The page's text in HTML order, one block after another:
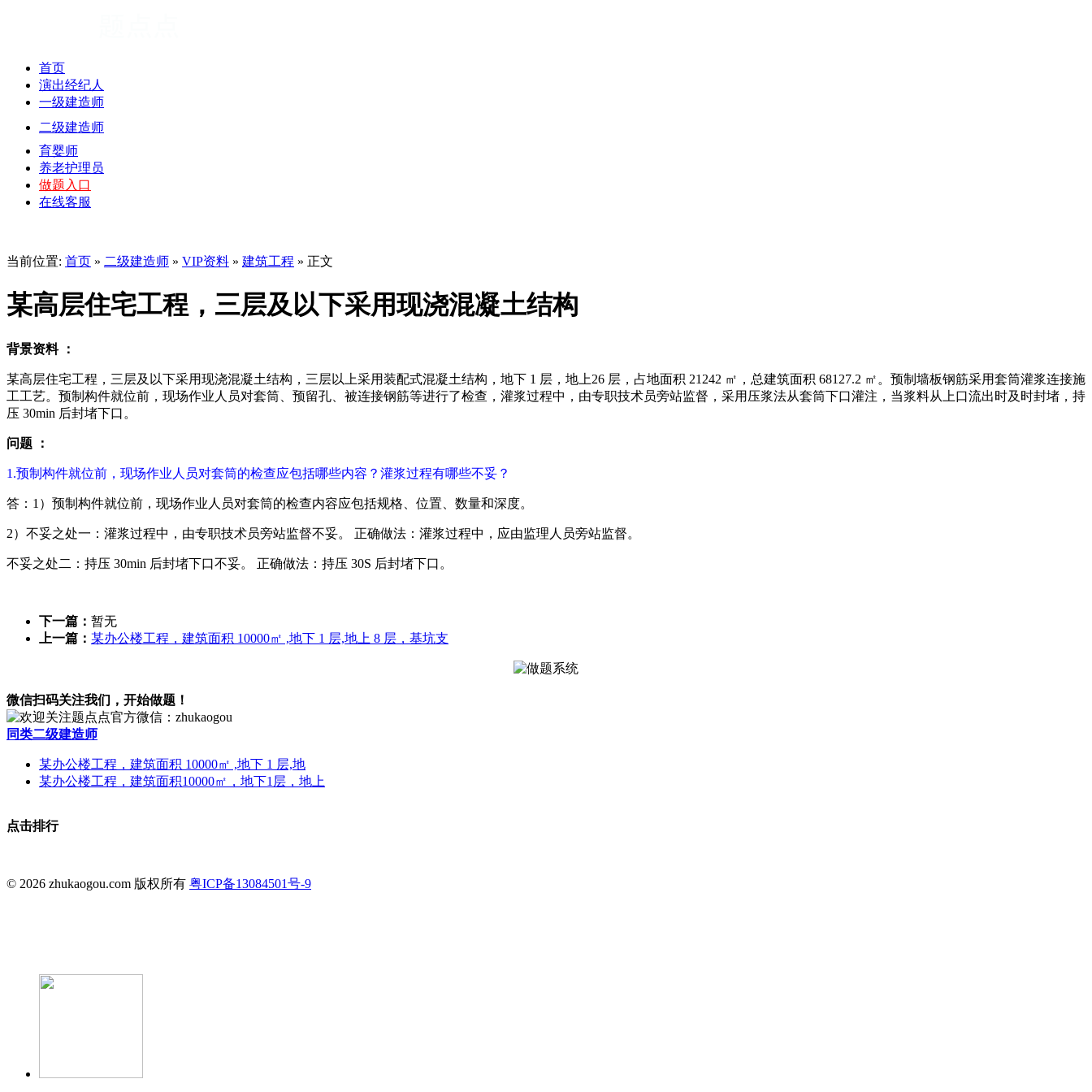
首页
演出经纪人
一级建造师
二级建造师
育婴师
养老护理员
做题入口
在线客服
当前位置: 首页 » 二级建造师 » VIP资料 » 建筑工程 » 正文
某高层住宅工程，三层及以下采用现浇混凝土结构
背景资料 ：
某高层住宅工程，三层及以下采用现浇混凝土结构，三层以上采用装配式混凝土结构，地下 1 层，地上26 层，占地面积 21242 ㎡，总建筑面积 68127.2 ㎡。预制墙板钢筋采用套筒灌浆连接施
工工艺。预制构件就位前，现场作业人员对套筒、预留孔、被连接钢筋等进行了检查，灌浆过程中，由专职技术员旁站监督，采用压浆法从套筒下口灌注，当浆料从上口流出时及时封堵，持
压 30min 后封堵下口。
问题 ：
1.预制构件就位前，现场作业人员对套筒的检查应包括哪些内容？灌浆过程有哪些不妥？
答：1）预制构件就位前，现场作业人员对套筒的检查内容应包括规格、位置、数量和深度。
2）不妥之处一：灌浆过程中，由专职技术员旁站监督不妥。 正确做法：灌浆过程中，应由监理人员旁站监督。
不妥之处二：持压 30min 后封堵下口不妥。 正确做法：持压 30S 后封堵下口。
下一篇： 暂无
上一篇： 某办公楼工程，建筑面积 10000㎡ ,地下 1 层,地上 8 层，基坑支
微信扫码关注我们，开始做题！
同类二级建造师
某办公楼工程，建筑面积 10000㎡ ,地下 1 层,地
某办公楼工程，建筑面积10000㎡，地下1层，地上
点击排行
© 2026 zhukaogou.com 版权所有 粤ICP备13084501号-9